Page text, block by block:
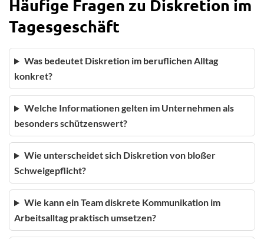
Häufige Fragen zu Diskretion im
Tagesgeschäft
Was bedeutet Diskretion im beruflichen Alltag
konkret?
Welche Informationen gelten im Unternehmen als
besonders schützenswert?
Wie unterscheidet sich Diskretion von bloßer
Schweigepflicht?
Wie kann ein Team diskrete Kommunikation im
Arbeitsalltag praktisch umsetzen?